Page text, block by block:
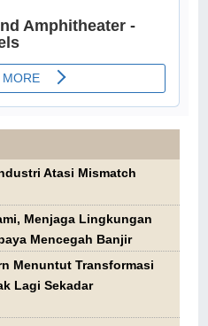
Atasi Mismatch
Menjaga Lingkungan
Mencegah Banjir
Menuntut Transformasi
Lagi Sekadar